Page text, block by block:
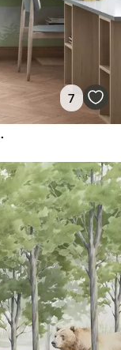
7
bakgrund